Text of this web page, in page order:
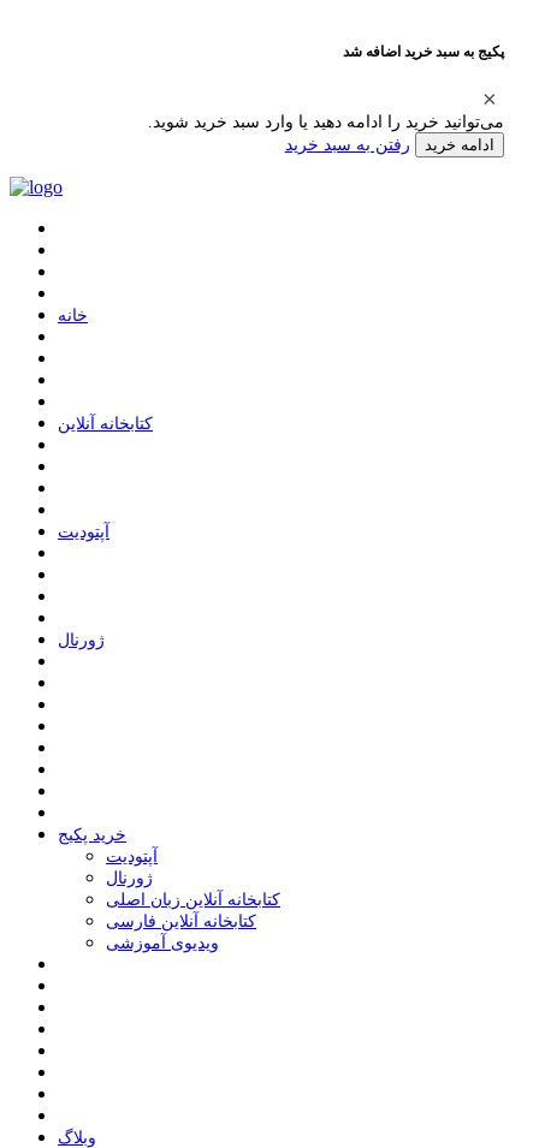
پکیج به سبد خرید اضافه شد
می‌توانید خرید را ادامه دهید یا وارد سبد خرید شوید.
ادامه خرید رفتن به سبد خرید
ﺧﺎﻧﻪ
ﮐﺘﺎﺑﺨﺎﻧﻪ ﺁﻧﻼﯾﻦ
ﺁﭘﺘﻮﺩﯾﺖ
ﮊﻭﺭﻧﺎﻝ
خرید پکیج
ﺁﭘﺘﻮﺩﯾﺖ
ﮊﻭﺭﻧﺎﻝ
کتابخانه آنلاین زبان اصلی
کتابخانه آنلاین فارسی
ویدیوی آموزشی
وبلاگ